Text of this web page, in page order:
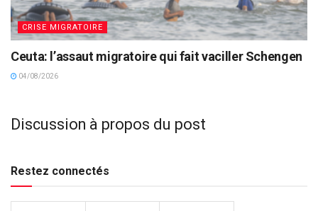
CRISE MIGRATOIRE
Ceuta: l’assaut migratoire qui fait vaciller Schengen
04/08/2026
Discussion à propos du post
Restez connectés